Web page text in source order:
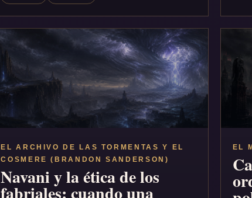
EL ARCHIVO DE LAS TORMENTAS Y EL
COSMERE (BRANDON SANDERSON)
Navani y la ética de los
fabriales: cuando una
EL